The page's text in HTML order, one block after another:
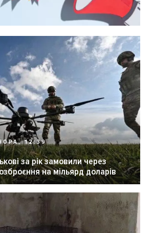
12:39
за рік замовили через
на мільярд доларів